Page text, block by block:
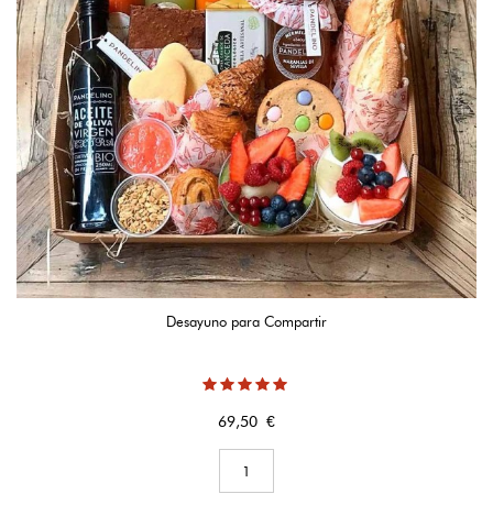
Desayuno para Compartir
Precio
69,50 €